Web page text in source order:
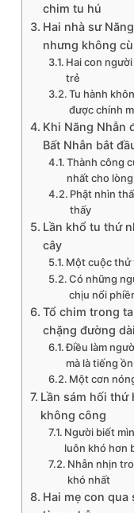
chim tu hú
Hai nhà sư
nhưng không
Hai con
trẻ
Tu hành
được chính
Khi Năng Nhẫn
Bất Nhẫn bắt
Thành công
nhất cho
Phật nhìn
thấy
Lần khổ tu thứ
cây
Một cuộc thử
Có những
chịu nổi
Tổ chim trong
chặng đường dài
Điều làm
mà là tiếng
Một cơn
Lần sám hối thứ
không công
Người biết
luôn khó hơn
Nhẫn nhịn
khó nhất
Hai mẹ con